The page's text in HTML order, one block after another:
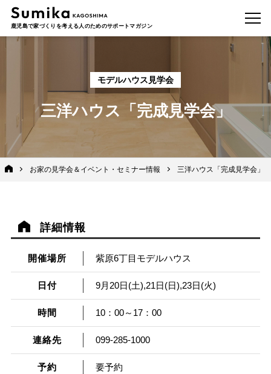
鹿児島で家づくりを考える人のためのサポートマガジン
モデルハウス見学会
三洋ハウス「完成見学会」
お家の見学会＆イベント・セミナー情報 三洋ハウス「完成見学会」
詳細情報
開催場所 紫原6丁目モデルハウス
日付 9月20日(土),21日(日),23日(火)
時間 10：00～17：00
連絡先 099-285-1000
予約 要予約